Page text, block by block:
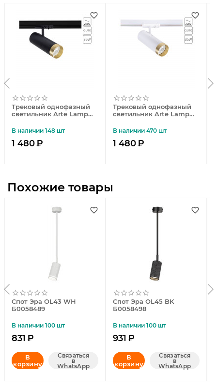
Трековый однофазный
светильник Arte Lamp
В наличии 148 шт
1 480₽
Трековый однофазный
светильник Arte Lamp
В наличии 470 шт
1 480₽
Похожие товары
Спот Эра OL43 WH
Б0058489
В наличии 100 шт
831₽
В
корзину
Связаться
в
WhatsApp
Спот Эра OL45 BK
Б0058498
В наличии 100 шт
931₽
В
корзину
Связаться
в
WhatsApp